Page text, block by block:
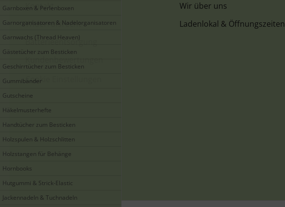
Garnboxen & Perlenboxen
Garnorganisatoren & Nadelorganisatoren
Garnwachs (Thread Heaven)
Gästetücher zum Besticken
Geschirrtücher zum Besticken
Gummibänder
Gutscheine
Häkelmusterhefte
Handtücher zum Besticken
Holzspulen & Holzschlitten
Holzstangen für Behänge
Hornbooks
Hutgummi & Strick-Elastic
Jackennadeln & Tuchnadeln
Kontakt
Widerrufsrecht
Batterieentsorgung
Cookie Einstellungen
Wir über uns
Ladenlokal & Öffnungszeiten